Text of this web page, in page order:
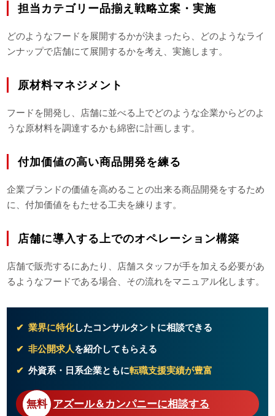
担当カテゴリー品揃え戦略立案・実施
どのようなフードを展開するかが決まったら、どのようなライ
ンナップで店舗にて展開するかを考え、実施します。
原材料マネジメント
フードを開発し、店舗に並べる上でどのような企業からどのよ
うな原材料を調達するかも綿密に計画します。
付加価値の高い商品開発を練る
企業ブランドの価値を高めることの出来る商品開発をするため
に、付加価値をもたせる工夫を練ります。
店舗に導入する上でのオペレーション構築
店舗で販売するにあたり、店舗スタッフが手を加える必要があ
るようなフードである場合、その流れをマニュアル化します。
業界に特化したコンサルタントに相談できる
非公開求人を紹介してもらえる
外資系・日系企業ともに転職支援実績が豊富
アズール＆カンパニーに相談する